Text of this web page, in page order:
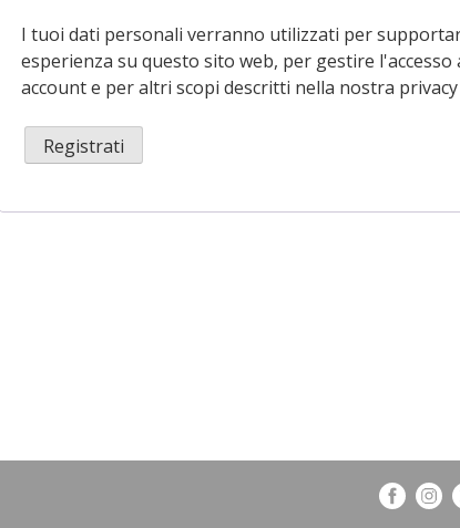
I tuoi dati personali verranno utilizzati per
esperienza su questo sito web, per gestire l'accesso
account e per altri scopi descritti nella nostra
Registrati